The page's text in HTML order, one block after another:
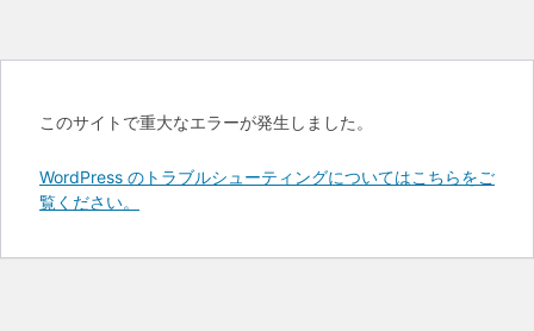
このサイトで重大なエラーが発生しました。
WordPress のトラブルシューティングについてはこちらをご
覧ください。